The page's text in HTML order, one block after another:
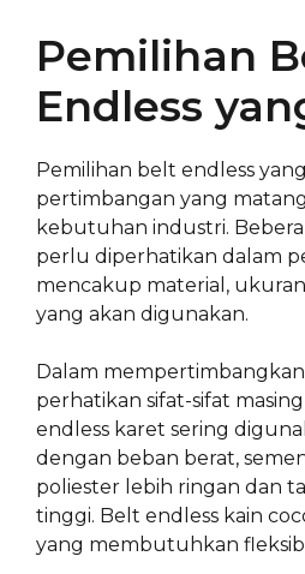
Pemilihan
Endless
Pemilihan belt endless
pertimbangan yang
kebutuhan industri.
perlu diperhatikan dalam
mencakup material,
yang akan digunakan.
Dalam
perhatikan sifat-sifat
endless karet sering
dengan beban berat,
poliester lebih ringan dan
tinggi. Belt endless kain
yang membutuhkan